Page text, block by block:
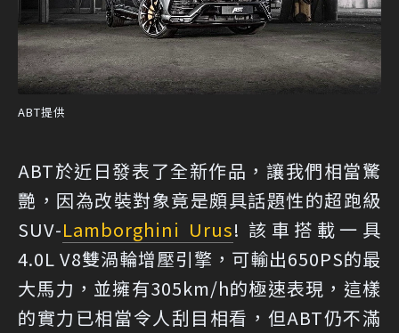
ABT提供
ABT於近日發表了全新作品，讓我們相當驚
艷，因為改裝對象竟是頗具話題性的超跑級
SUV-Lamborghini Urus! 該車搭載一具
4.0L V8雙渦輪增壓引擎，可輸出650PS的最
大馬力，並擁有305km/h的極速表現，這樣
的實力已相當令人刮目相看，但ABT仍不滿